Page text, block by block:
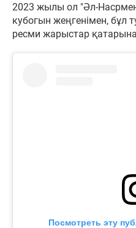
2023 жылы ол "Әл-
кубогын жеңгенімен,
ресми жарыстар қатарына
Посмотреть эту